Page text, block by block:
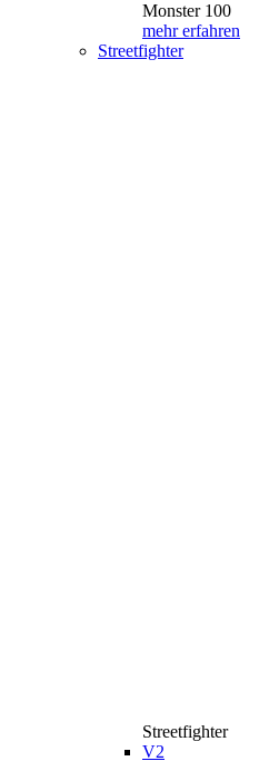
Monster 100
mehr erfahren
Streetfighter
Streetfighter
V2